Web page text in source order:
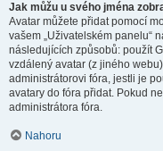
Jak můžu u svého jména
Avatar můžete přidat pomocí
vašem „Uživatelském panelu“
následujících způsobů: použít
vzdálený avatar (z jiného
administrátorovi fóra, jestli je
avatary do fóra přidat. Pokud
administrátora fóra.
Nahoru